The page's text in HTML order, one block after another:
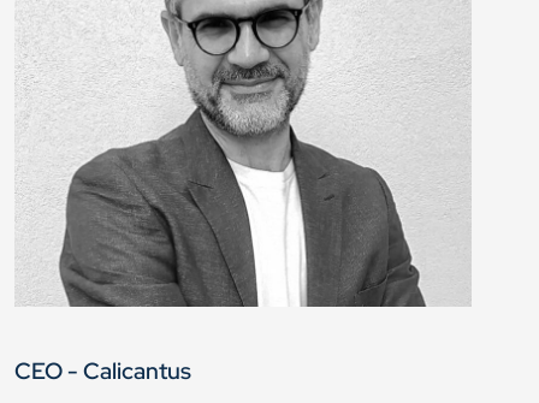
CEO - Calicantus